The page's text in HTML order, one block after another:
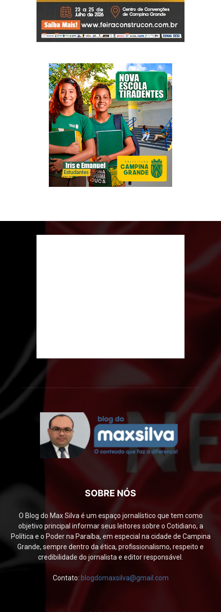
SOBRE NÓS
O Blog do Max Silva é um espaço jornalístico que tem como
objetivo principal informar seus leitores sobre o Cotidiano, a
Política e o Poder na Paraíba, em especial na cidade de Campina
Grande, sempre dentro da ética, profissionalismo, respeito e
credibilidade do jornalista e editor responsável.
Contato: blogdomaxsilva@gmail.com